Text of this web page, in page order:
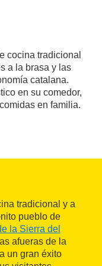
cocina tradicional
a la brasa y las
catalana.
en su comedor,
en familia.
tradicional y a
pueblo de
la Sierra del
afueras de la
un gran éxito